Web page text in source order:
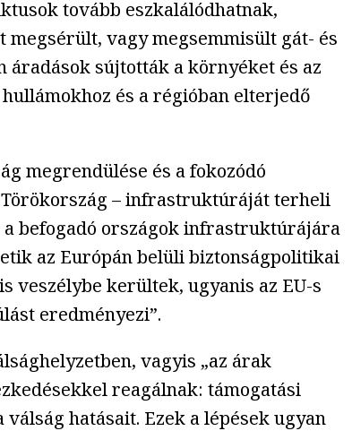
tovább eszkalálódhatnak,
megsérült, vagy megsemmisült gát- és
sújtották a környéket és az
és a régióban elterjedő
megrendülése és a fokozódó
Törökország – infrastruktúráját terheli
befogadó országok infrastruktúrájára
az Európán belüli biztonságpolitikai
veszélybe kerültek, ugyanis az EU-s
eredményezi”.
vagyis „az árak
reagálnak: támogatási
hatásait. Ezek a lépések ugyan